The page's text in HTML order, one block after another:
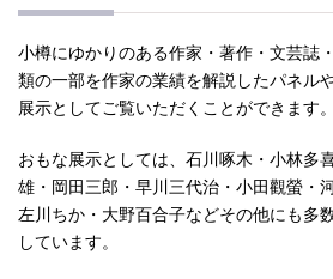
小樽にゆかりのある作家・著作・文芸誌
類の一部を作家の業績を解説したパネル
展示としてご覧いただくことができます。
おもな展示としては、石川啄木・小林多
雄・岡田三郎・早川三代治・小田觀螢・
左川ちか・大野百合子などその他にも多
しています。